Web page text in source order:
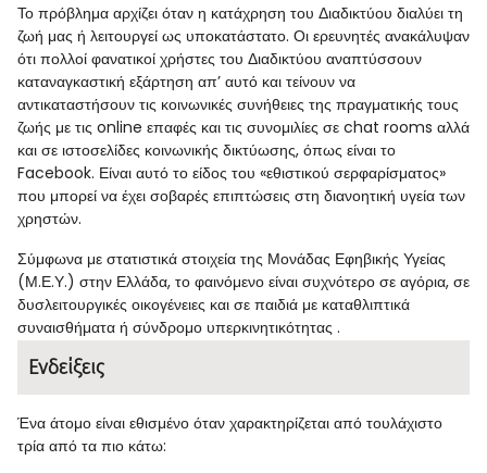
Το πρόβλημα αρχίζει όταν η κατάχρηση του Διαδικτύου διαλύει τη
ζωή μας ή λειτουργεί ως υποκατάστατο. Οι ερευνητές ανακάλυψαν
ότι πολλοί φανατικοί χρήστες του Διαδικτύου αναπτύσσουν
καταναγκαστική εξάρτηση απ’ αυτό και τείνουν να
αντικαταστήσουν τις κοινωνικές συνήθειες της πραγματικής τους
ζωής με τις online επαφές και τις συνομιλίες σε chat rooms αλλά
και σε ιστοσελίδες κοινωνικής δικτύωσης, όπως είναι το
Facebook. Είναι αυτό το είδος του «εθιστικού σερφαρίσματος»
που μπορεί να έχει σοβαρές επιπτώσεις στη διανοητική υγεία των
χρηστών.
Σύμφωνα με στατιστικά στοιχεία της Μονάδας Εφηβικής Υγείας
(Μ.Ε.Υ.) στην Ελλάδα, το φαινόμενο είναι συχνότερο σε αγόρια, σε
δυσλειτουργικές οικογένειες και σε παιδιά με καταθλιπτικά
συναισθήματα ή σύνδρομο υπερκινητικότητας .
Ενδείξεις
Ένα άτομο είναι εθισμένο όταν χαρακτηρίζεται από τουλάχιστο
τρία από τα πιο κάτω: